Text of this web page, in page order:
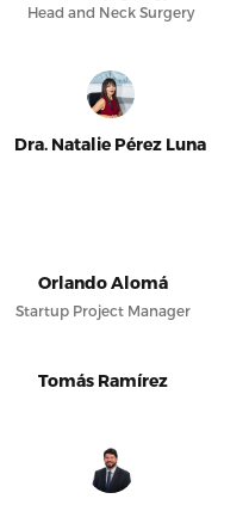
Head and Neck Surgery
Dra. Natalie Pérez Luna
Orlando Alomá
Startup Project Manager
Tomás Ramírez